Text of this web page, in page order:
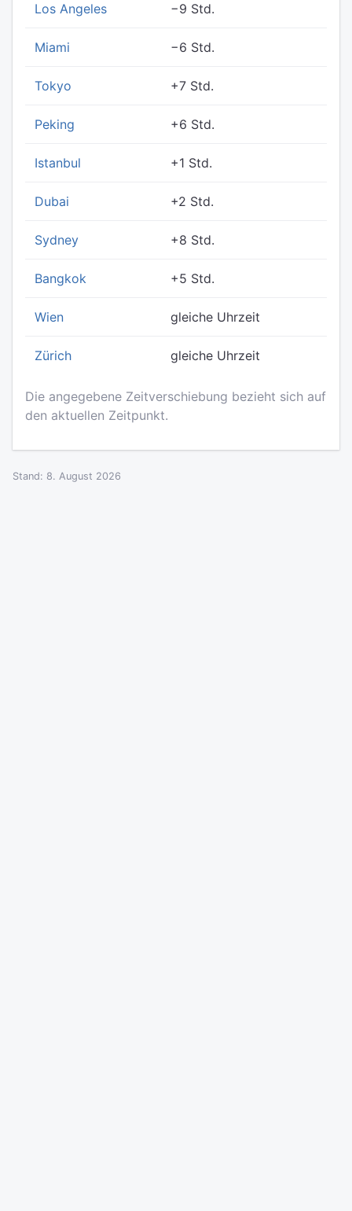
Los Angeles −9 Std.
Miami −6 Std.
Tokyo +7 Std.
Peking +6 Std.
Istanbul +1 Std.
Dubai +2 Std.
Sydney +8 Std.
Bangkok +5 Std.
Wien gleiche Uhrzeit
Zürich gleiche Uhrzeit
Die angegebene Zeitverschiebung bezieht sich auf
den aktuellen Zeitpunkt.
Stand: 8. August 2026